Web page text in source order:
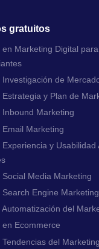
gratuitos
en Marketing Digital para
Investigación de
Estrategia y Plan de
Inbound Marketing
Email Marketing
Experiencia y Usabilidad
Social Media Marketing
Search Engine Marketing
Automatización del
en Ecommerce
Tendencias del